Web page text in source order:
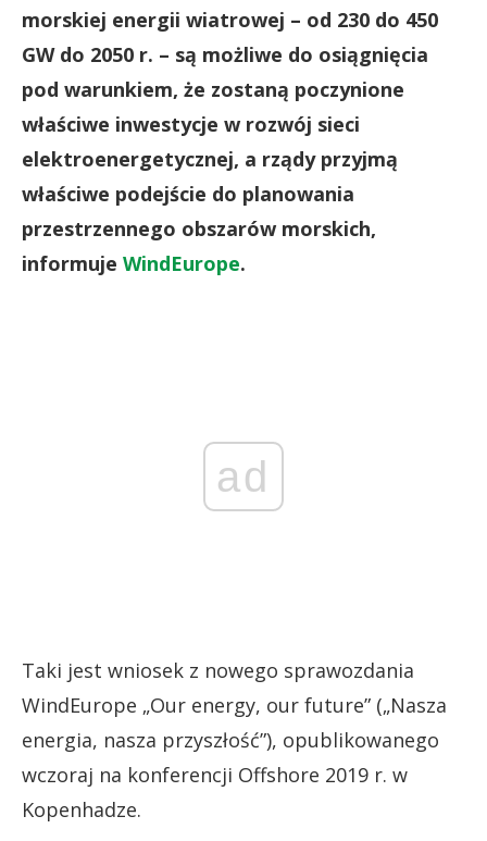
morskiej energii wiatrowej – od 230 do 450
GW do 2050 r. – są możliwe do osiągnięcia
pod warunkiem, że zostaną poczynione
właściwe inwestycje w rozwój sieci
elektroenergetycznej, a rządy przyjmą
właściwe podejście do planowania
przestrzennego obszarów morskich,
informuje WindEurope.
ad
Taki jest wniosek z nowego sprawozdania
WindEurope „Our energy, our future” („Nasza
energia, nasza przyszłość”), opublikowanego
wczoraj na konferencji Offshore 2019 r. w
Kopenhadze.